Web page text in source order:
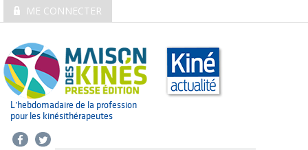
ME CONNECTER
L’hebdomadaire de la profession
pour les kinésithérapeutes